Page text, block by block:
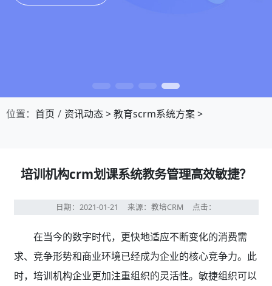
位置： 首页 资讯动态>教育scrm系统方案>
培训机构crm划课系统教务管理高效敏捷？
日期：2021-01-21 来源：教培CRM 点击：
在当今的数字时代，更快地适应不断变化的消费需
求、竞争形势和商业环境已经成为企业的核心竞争力。此
时，培训机构企业更加注重组织的灵活性。敏捷组织可以